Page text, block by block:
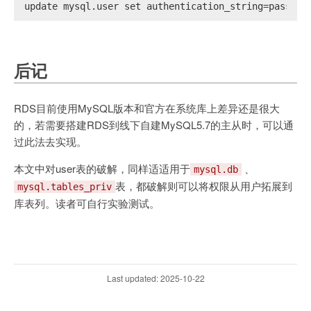
update mysql.user set
后记
RDS目前使用MySQL版本和官方在系统库上差异还是很大
的，若需要搭建RDS到线下自建MySQL5.7的主从时，可以通
过此法去实现。
本文中对user表的破解，同样适适用于 mysql.db
mysql.tables_priv 表，都破解则可以将权限从用户拓展到
库表列。读者可自行实验测试。
Last updated: 2025-10-22